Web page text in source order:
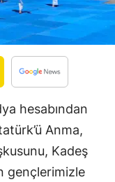
Bolu
Bursa
Çanakkale
Çankırı
Çorum
hesabından
Anma,
Kadeş
gençlerimizle